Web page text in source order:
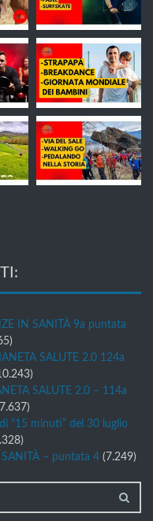
IN SANITÀ 9a puntata
SALUTE 2.0 124a
SALUTE 2.0 – 114a
“15 minuti” del 30 luglio
SANITÀ – puntata 4 (7.249)